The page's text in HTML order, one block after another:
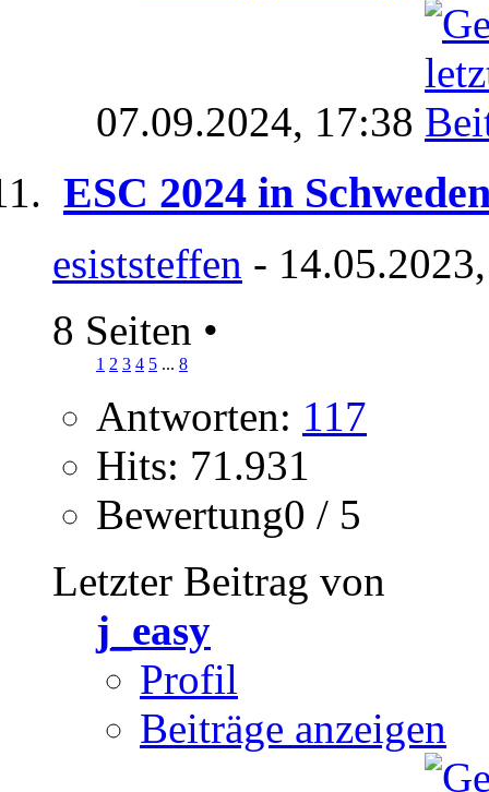
07.09.2024, 17:38
ESC 2024 in
esiststeffen -
8 Seiten •
1 2 3 4 5 ... 8
Antworten: 117
Hits: 71.931
Bewertung0 / 5
Letzter Beitrag von
j_easy
Profil
Beiträge anzeigen